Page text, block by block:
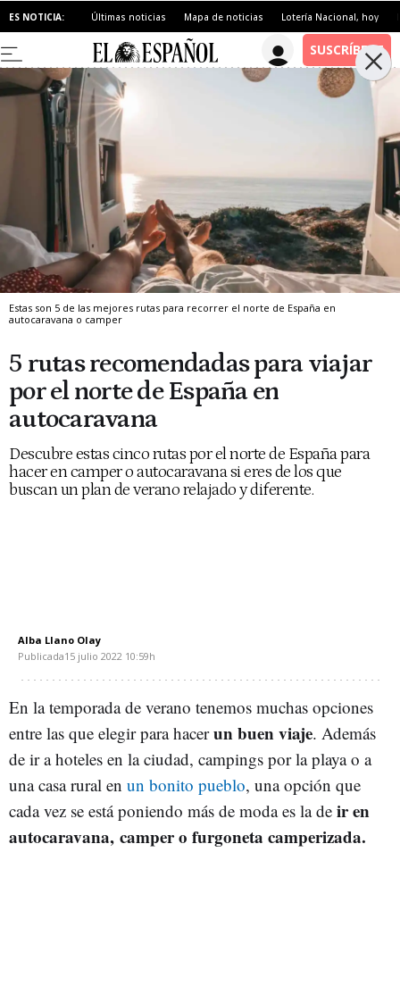
ES NOTICIA: Últimas noticias Mapa de noticias Lotería Nacional, hoy
Estas son 5 de las mejores rutas para recorrer el norte de España en
autocaravana o camper
5 rutas recomendadas para viajar
por el norte de España en
autocaravana
Descubre estas cinco rutas por el norte de España para
hacer en camper o autocaravana si eres de los que
buscan un plan de verano relajado y diferente.
Alba Llano Olay
Publicada15 julio 2022 10:59h
En la temporada de verano tenemos muchas opciones
entre las que elegir para hacerun buen viaje. Además
de ir a hoteles en la ciudad, campings por la playa o a
una casa rural en un bonito pueblo, una opción que
cada vez se está poniendo más de moda es la de ir en
autocaravana, camper o furgoneta camperizada.